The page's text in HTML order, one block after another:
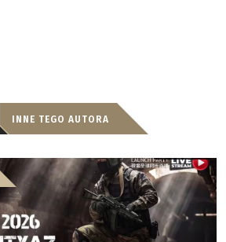
INNE TEGO AUTORA